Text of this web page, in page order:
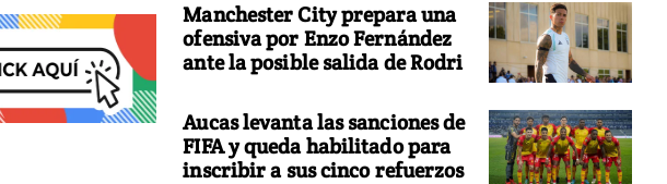
Manchester City prepara una
ofensiva por Enzo Fernández
ante la posible salida de Rodri
Aucas levanta las sanciones de
FIFA y queda habilitado para
inscribir a sus cinco refuerzos